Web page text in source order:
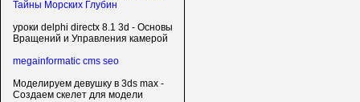
Тайны Морских Глубин
уроки delphi directx 8.1 3d - Основы
Вращений и Управления камерой
megainformatic cms seo
Моделируем девушку в 3ds max -
Создаем скелет для модели